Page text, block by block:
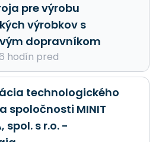
pre výrobu
výrobkov s
dopravníkom
hodín pred
technologického
spoločnosti MINIT
spol. s r.o. -